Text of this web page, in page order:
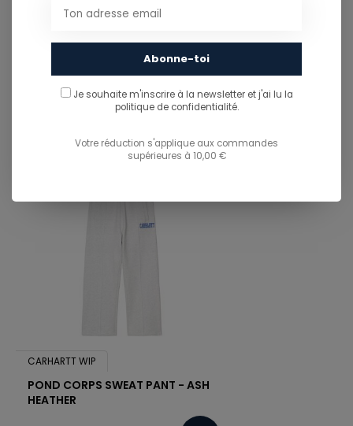
PARTAGER CE PRODUIT
You might also like...
TU POURRAIS AUSSI AIMER...
CARHARTT WIP
POND CORPS SWEAT PANT - ASH
HEATHER
Abonne-toi
Je souhaite m'inscrire à la newsletter et j'ai lu la
politique de confidentialité.
Votre réduction s'applique aux commandes
supérieures à 10,00 €